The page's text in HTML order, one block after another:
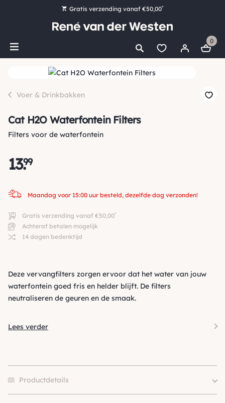
Gratis verzending vanaf €50,00*
Bestel nu, betaal later met Klarna
Ruim 16.000 artikelen op voorraad
0
Voer & Drinkbakken
Cat H2O Waterfontein Filters
Filters voor de waterfontein
13.
99
Maandag voor 15:00 uur besteld, dezelfde dag verzonden!
Gratis verzending vanaf €50,00*
Achteraf betalen mogelijk
14 dagen bedenktijd
Deze vervangfilters zorgen ervoor dat het water van jouw
waterfontein goed fris en helder blijft. De filters
neutraliseren de geuren en de smaak.
Lees verder
Productdetails